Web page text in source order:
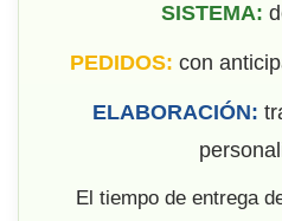
SISTEMA:
PEDIDOS: con
ELABORACIÓN:
El tiempo de entrega